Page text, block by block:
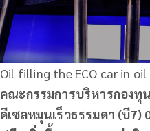
Oil filling the ECO car in
คณะกรรมการบริหารกองทุ
ดีเซลหมุนเร็วธรรมดา (บี7)